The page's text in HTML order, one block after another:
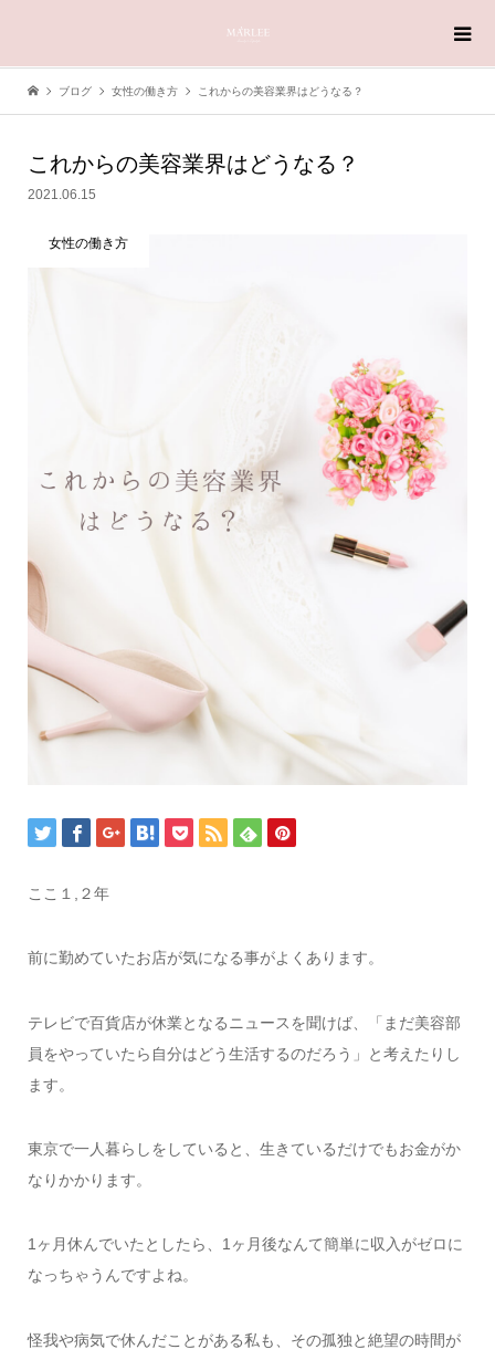
ブログ 女性の働き方 これからの美容業界はどうなる？
これからの美容業界はどうなる？
2021.06.15
女性の働き方
ここ１,２年
前に勤めていたお店が気になる事がよくあります。
テレビで百貨店が休業となるニュースを聞けば、「まだ美容部
員をやっていたら自分はどう生活するのだろう」と考えたりし
ます。
東京で一人暮らしをしていると、生きているだけでもお金がか
なりかかります。
1ヶ月休んでいたとしたら、1ヶ月後なんて簡単に収入がゼロに
なっちゃうんですよね。
怪我や病気で休んだことがある私も、その孤独と絶望の時間が